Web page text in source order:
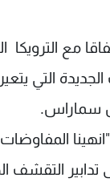
مع الترويكا
التي
سماراس.
المفاوضات
تدابير التقشف